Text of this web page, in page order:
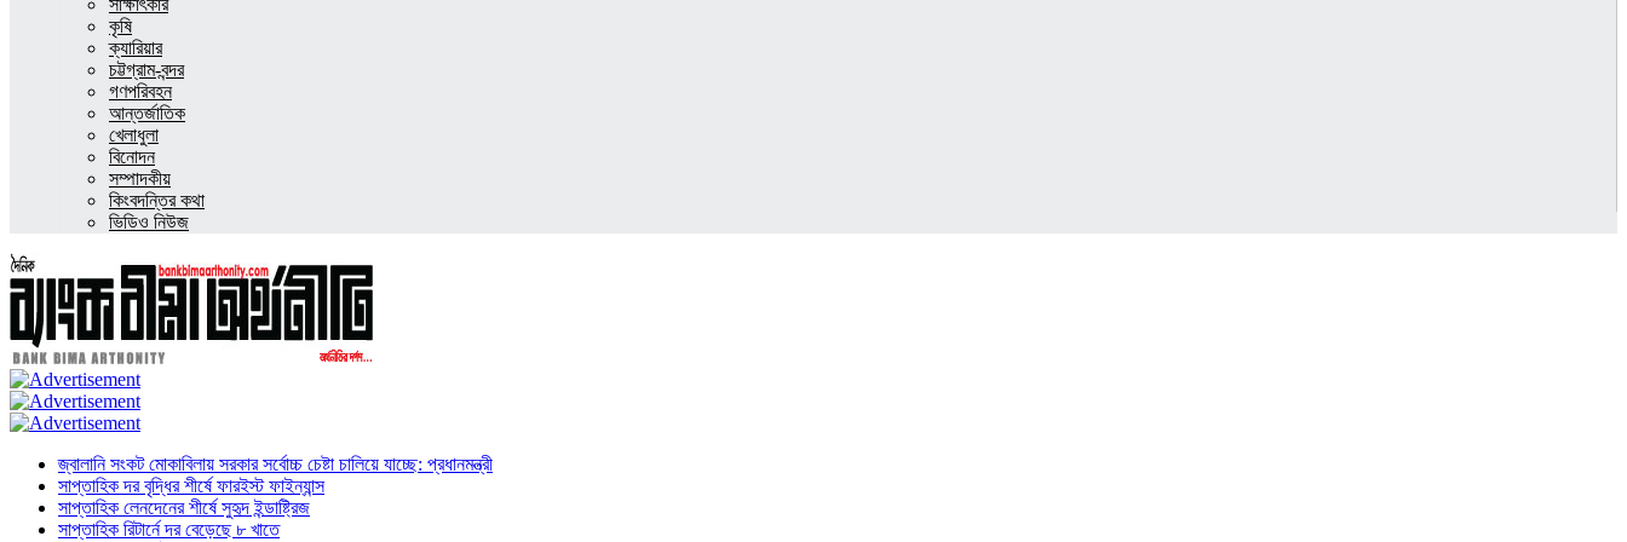
সাক্ষাৎকার
কৃষি
ক্যারিয়ার
চট্টগ্রাম-বন্দর
গণপরিবহন
আন্তর্জাতিক
খেলাধুলা
বিনোদন
সম্পাদকীয়
কিংবদন্তির কথা
ভিডিও নিউজ
জ্বালানি সংকট মোকাবিলায় সরকার সর্বোচ্চ চেষ্টা চালিয়ে যাচ্ছে: প্রধানমন্ত্রী
সাপ্তাহিক দর বৃদ্ধির শীর্ষে ফারইস্ট ফাইন্যান্স
সাপ্তাহিক লেনদেনের শীর্ষে সুহৃদ ইন্ডাষ্ট্রিজ
সাপ্তাহিক রিটার্নে দর বেড়েছে ৮ খাতে